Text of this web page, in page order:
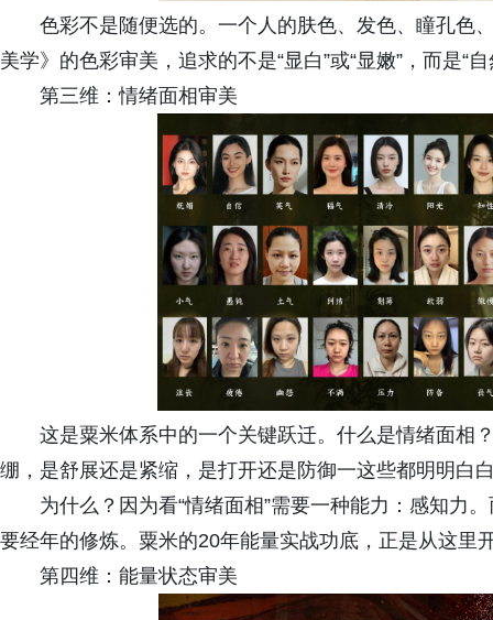
色彩不是随便选的。一个人的肤色、发色、瞳孔色
美学》的色彩审美，追求的不是“显白”或“显嫩”，而是“
第三维：情绪面相审美
这是粟米体系中的一个关键跃迁。什么是情绪面相
绷，是舒展还是紧缩，是打开还是防御一这些都明明白
为什么？因为看“情绪面相”需要一种能力：感知力
要经年的修炼。粟米的20年能量实战功底，正是从这里
第四维：能量状态审美